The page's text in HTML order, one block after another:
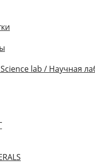
lab / Научная